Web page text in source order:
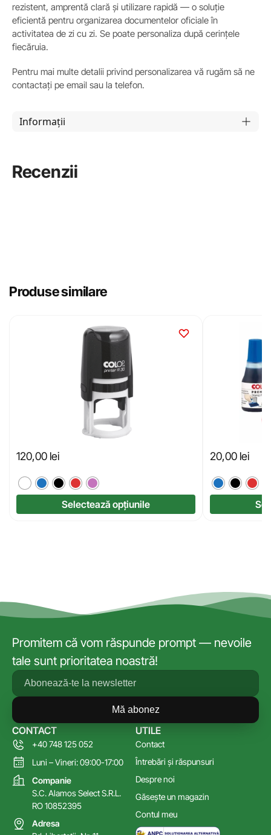
rezistent, amprentă clară și utilizare rapidă — o soluție
eficientă pentru organizarea documentelor oficiale în
activitatea de zi cu zi. Se poate personaliza după cerințele
fiecăruia.
Pentru mai multe detalii privind personalizarea vă rugăm să ne
contactați pe email sau la telefon.
Informații
Recenzii
Produse similare
120,00 lei
Selectează opțiunile
20,00 lei
Promitem că vom răspunde prompt — nevoile
tale sunt prioritatea noastră!
Mă abonez
UTILE
Contact
Întrebări și răspunsuri
Despre noi
Găsește un magazin
Contul meu
CONTACT
+40 748 125 052
Luni – Vineri: 09:00-17:00
Companie
S.C. Alamos Select S.R.L.
RO 10852395
Adresa